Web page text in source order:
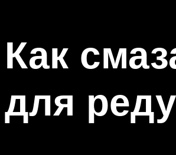
Как
для